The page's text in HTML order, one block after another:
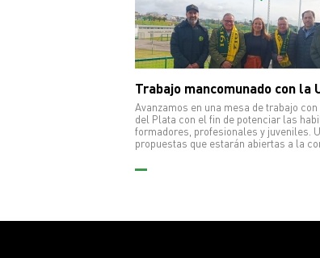
Trabajo mancomunado con la
Avanzamos en una mesa de trabajo
del Plata con el fin de potenciar las
formadores, profesionales y juveniles.
propuestas que estarán abiertas a la